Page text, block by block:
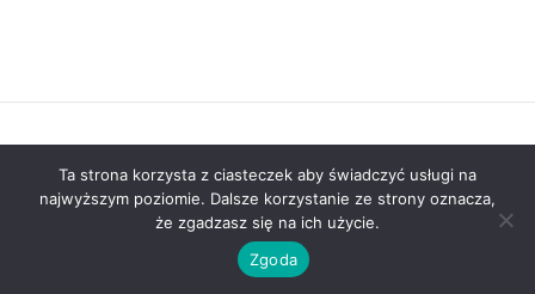
© 2026 Polanickie Usługi Miejskie. Zbudowano przy użyciu
WordPressa imotywu Mesmerize
Ta strona korzysta z ciasteczek aby świadczyć usługi na
najwyższym poziomie. Dalsze korzystanie ze strony oznacza,
że zgadzasz się na ich użycie.
Zgoda